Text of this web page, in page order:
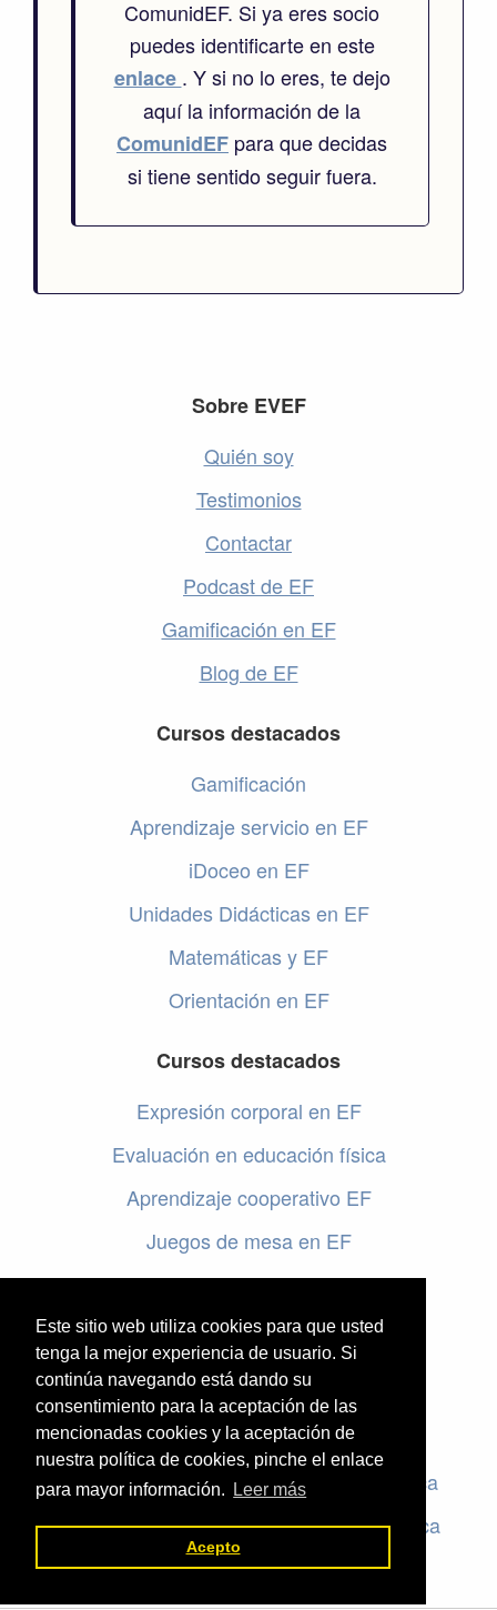
Este sitio web utiliza cookies para que usted
tenga la mejor experiencia de usuario. Si
continúa navegando está dando su
consentimiento para la aceptación de las
mencionadas cookies y la aceptación de
nuestra política de cookies, pinche el enlace
para mayor información.
Leer más
Acepto
ComunidEF. Si ya eres socio
puedes identificarte en este
enlace . Y si no lo eres, te dejo
aquí la información de la
ComunidEF para que decidas
si tiene sentido seguir fuera.
Sobre EVEF
Quién soy
Testimonios
Contactar
Podcast de EF
Gamificación en EF
Blog de EF
Cursos destacados
Gamificación
Aprendizaje servicio en EF
iDoceo en EF
Unidades Didácticas en EF
Matemáticas y EF
Orientación en EF
Cursos destacados
Expresión corporal en EF
Evaluación en educación física
Aprendizaje cooperativo EF
Juegos de mesa en EF
Programar en EF
Cursos online de educación física
Artículos destacados
Evaluación en educación física
Criterios de evaluación en educación física
Rúbricas de evaluación en educación física